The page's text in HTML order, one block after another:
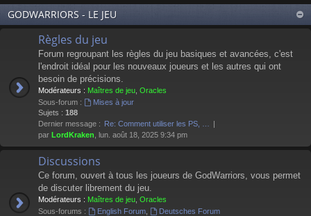
ur
ci
m
s
xi
on
pti
on
GODWARRIORS - LE JEU
Règles du jeu
Forum regroupant les règles du jeu basiques et avancées, c'est
l'endroit idéal pour les nouveaux joueurs et les autres qui ont
besoin de précisions.
Modérateurs : Maîtres de jeu Oracles
Sous-forum :
Mises à jour
Sujets : 188
Dernier message : Re: Comment utiliser les PS, …
par LordKraken , lun. août 18, 2025 9:34 pm
Discussions
Ce forum, ouvert à tous les joueurs de GodWarriors, vous permet
de discuter librement du jeu.
Modérateurs : Maîtres de jeu Oracles
Sous-forums :
English Forum,
Deutsches Forum